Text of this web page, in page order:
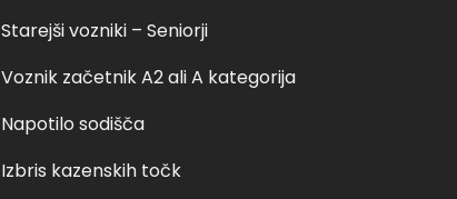
Starejši vozniki – Seniorji
Voznik začetnik A2 ali A kategorija
Napotilo sodišča
Izbris kazenskih točk